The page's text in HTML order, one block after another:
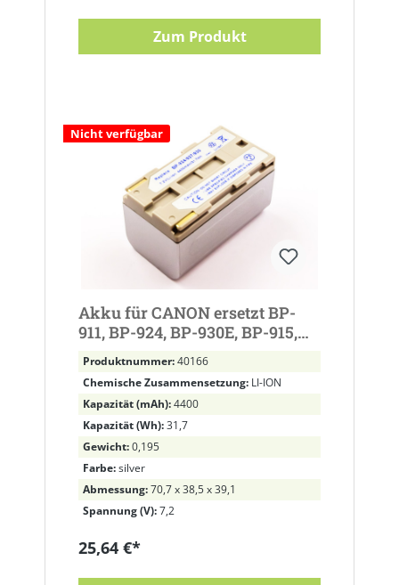
Zum Produkt
Nicht verfügbar
Akku für CANON ersetzt BP-
911, BP-924, BP-930E, BP-915,
BP-930, BP-914, BP-927, BP-
911K
Produktnummer:40166
Chemische Zusammensetzung: LI-ION
Kapazität (mAh):4400
Kapazität (Wh):31,7
Gewicht:0,195
Farbe:silver
Abmessung:70,7 x 38,5 x 39,1
Spannung (V):7,2
25,64 €*